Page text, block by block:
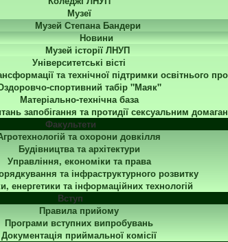
Музеї
Музей Степана Бандери
Новини
Музей історії ЛНУП
Університетські вісті
та технічної підтримки освітнього
спортивний табір "Маяк"
Матеріально-технічна база
запобігання та протидії сексуальним
Факультети
та охорони довкілля
Будівництва та архітектури
Управління, економіки та права
та інфраструктурного розвитку
енергетики та інформаційних технологій
Вступ
Правила прийому
Програми вступних випробувань
Документація приймальної комісії